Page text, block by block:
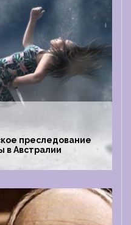
преследование
Австралии